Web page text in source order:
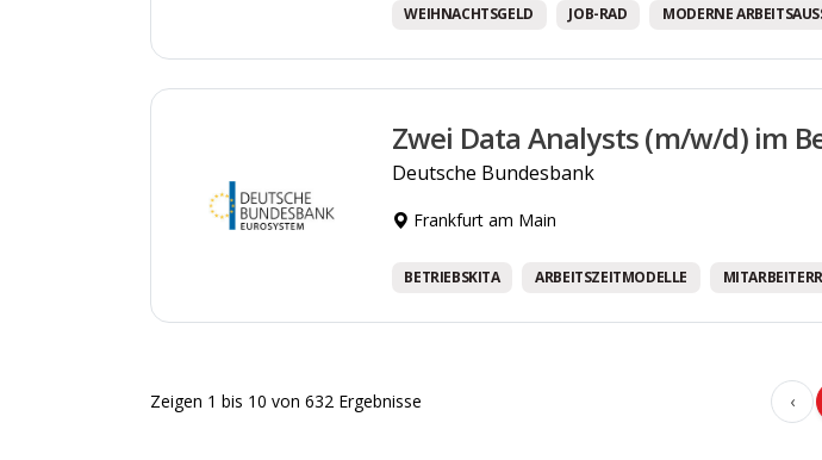
WEIHNACHTSGELD JOB-RAD MODERNE
Zwei Data Analysts (m/w/d) im
Deutsche Bundesbank
Frankfurt am Main
BETRIEBSKITA ARBEITSZEITMODELLE
Zeigen 1 bis 10 von 632 Ergebnisse ‹